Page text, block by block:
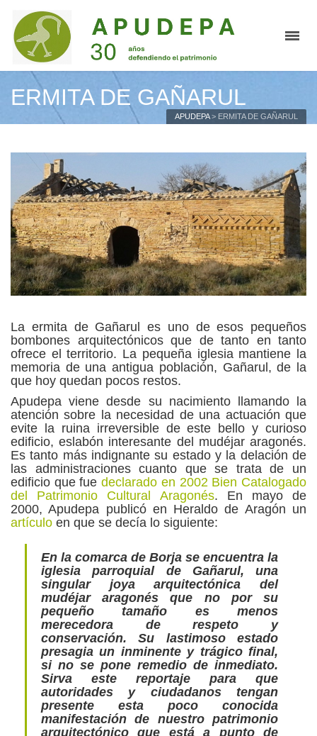
ERMITA DE GAÑARUL
APUDEPA> ERMITA DE GAÑARUL
La ermita de Gañarul es uno de esos pequeños
bombones arquitectónicos que de tanto en tanto
ofrece el territorio. La pequeña iglesia mantiene la
memoria de una antigua población, Gañarul, de la
que hoy quedan pocos restos.
Apudepa viene desde su nacimiento llamando la
atención sobre la necesidad de una actuación que
evite la ruina irreversible de este bello y curioso
edificio, eslabón interesante del mudéjar aragonés.
Es tanto más indignante su estado y la delación de
las administraciones cuanto que se trata de un
edificio que fuedeclarado en 2002 Bien Catalogado
del Patrimonio Cultural Aragonés. En mayo de
2000, Apudepa publicó en Heraldo de Aragón un
artículo en que se decía lo siguiente:
En la comarca de Borja se encuentra la
iglesia parroquial de Gañarul, una
singular joya arquitectónica del
mudéjar aragonés que no por su
pequeño tamaño es menos
merecedora de respeto y
conservación. Su lastimoso estado
presagia un inminente y trágico final,
si no se pone remedio de inmediato.
Sirva este reportaje para que
autoridades y ciudadanos tengan
presente esta poco conocida
manifestación de nuestro patrimonio
arquitectónico que está a punto de